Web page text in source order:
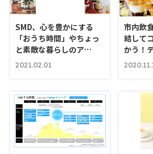
SMD、心を豊かにする
「おうち時間」やちょっ
と素敵な暮らしのア…
2021.02.01
市内飲
結して
かう！